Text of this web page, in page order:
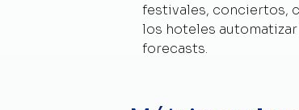
festivales, conciertos,
los hoteles
forecasts.